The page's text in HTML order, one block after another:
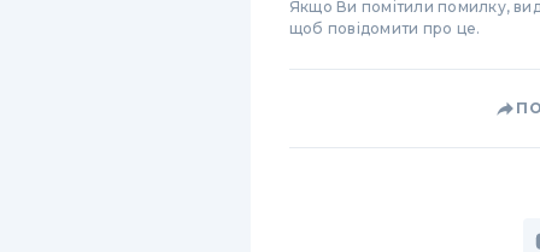
Якщо Ви помітили помилку,
щоб повідомити про це.